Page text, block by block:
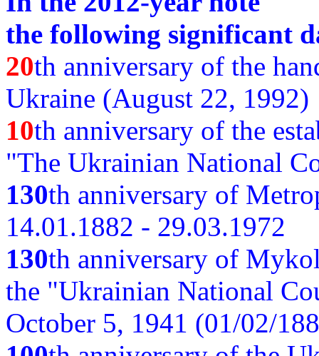
the following significant
20th anniversary of the
Ukraine (August 22, 1992)
10th anniversary of the
"The Ukrainian National
130th anniversary of
14.01.1882 - 29.03.1972
130th anniversary of
the "Ukrainian National
October 5, 1941 (01/02/